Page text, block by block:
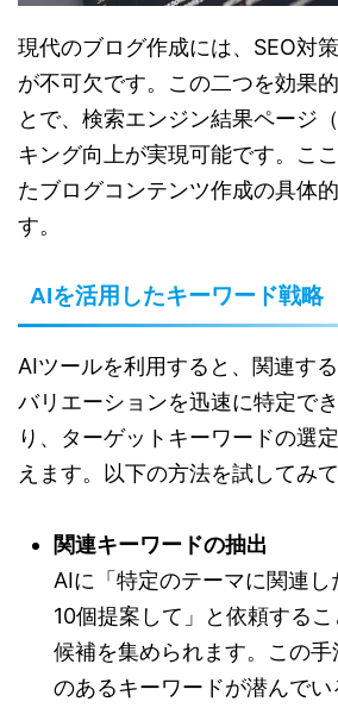
現代のブログ作成には、SEO対
が不可欠です。この二つを効果
とで、検索エンジン結果ページ
キング向上が実現可能です。こ
たブログコンテンツ作成の具体
す。
AIを活用したキーワード戦略
AIツールを利用すると、関連す
バリエーションを迅速に特定で
り、ターゲットキーワードの選
えます。以下の方法を試してみ
関連キーワードの抽出
AIに「特定のテーマに関連し
10個提案して」と依頼する
候補を集められます。この手
のあるキーワードが潜んでい